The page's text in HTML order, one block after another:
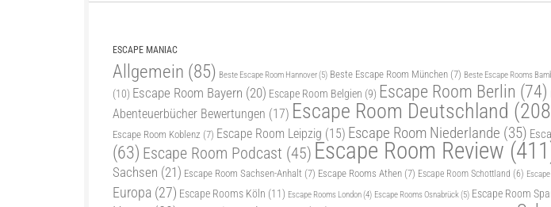
ESCAPE MANIAC
Allgemein (85) Beste Escape Room Hannover(5) Beste Escape Room München (7) Beste Escape Rooms
(10) Escape Room Bayern (20) Escape Room Belgien (9) Escape Room Berlin (74)
Abenteuerbücher Bewertungen (17) Escape Room Deutschland
Escape Room Koblenz (7) Escape Room Leipzig (15) Escape Room Niederlande (35)
(63) Escape Room Podcast (45) Escape Room Review
Sachsen (21) Escape Room Sachsen-Anhalt (7) Escape Rooms Athen (7) Escape Room Schottland (6)
Europa (27) Escape Rooms Köln (11) Escape Rooms London(4) Escape Rooms Osnabrück(5) Escape Room